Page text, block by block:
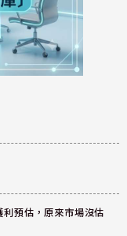
預估，原來市場沒估